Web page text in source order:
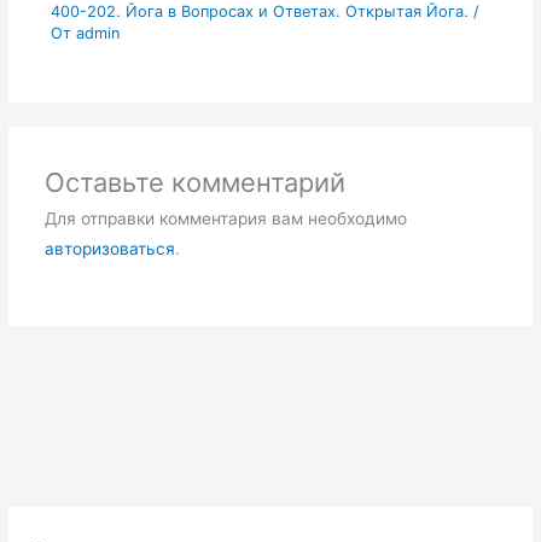
400-202. Йога в Вопросах и Ответах. Открытая Йога. /
От admin
Оставьте комментарий
Для отправки комментария вам необходимо
авторизоваться.